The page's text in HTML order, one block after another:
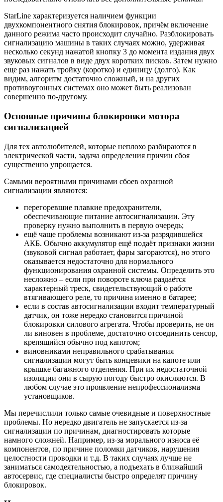
StarLine характеризуется наличием функции
двухкомпонентного снятия блокировок, причём включение
данного режима часто происходит случайно. Разблокировать
сигнализацию машины в таких случаях можно, удерживая
несколько секунд нажатой кнопку 3 до момента издания двух
звуковых сигналов в виде двух коротких писков. Затем нужно
еще раз нажать тройку (коротко) и единицу (долго). Как
видим, алгоритм достаточно сложный, и на других
противоугонных системах оно может быть реализован
совершенно по-другому.
Основные причины блокировки мотора
сигнализацией
Для тех автолюбителей, которые неплохо разбираются в
электрической части, задача определения причин сбоя
существенно упрощается.
Самыми вероятными причинами сбоев охранной
сигнализации являются:
перегоревшие плавкие предохранители,
обеспечивающие питание автосигнализации. Эту
проверку нужно выполнить в первую очередь;
ещё чаще проблемы возникают из-за разрядившейся
АКБ. Обычно аккумулятор ещё подаёт признаки жизни
(звуковой сигнал работает, фары загораются), но этого
оказывается недостаточно для нормального
функционирования охранной системы. Определить это
несложно – если при повороте ключа раздаётся
характерный треск, свидетельствующий о работе
втягивающего реле, то причина именно в батарее;
если в состав автосигнализации входит температурный
датчик, он тоже нередко становится причиной
блокировки силового агрегата. Чтобы проверить, не он
ли виновен в проблеме, достаточно отсоединить сенсор,
крепящийся обычно под капотом;
виновниками неправильного срабатывания
сигнализации могут быть концевики на капоте или
крышке багажного отделения. При их недостаточной
изоляции они в сырую погоду быстро окисляются. В
любом случае это проявление непрофессионализма
установщиков.
Мы перечислили только самые очевидные и поверхностные
проблемы. Но нередко двигатель не запускается из-за
сигнализации по причинам, диагностировать которые
намного сложней. Например, из-за морального износа её
компонентов, по причине поломки датчиков, нарушения
целостности проводки и т.д. В таких случаях лучше не
заниматься самодеятельностью, а подъехать в ближайший
автосервис, где специалисты быстро определят причину
блокировок.